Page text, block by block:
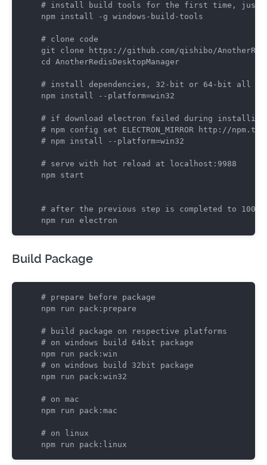
# install build tools for the first time, just
npm install -g windows-build-tools
# clone code
cd AnotherRedisDesktopManager
# install dependencies, 32-bit or 64-bit all
npm install --platform=win32
# if download electron failed during installing,
# npm config set ELECTRON_MIRROR http://
# npm install --platform=win32
# serve with hot reload at localhost:9988
npm start
# after the previous step is completed to
npm run electron
Build Package
# prepare before package
npm run pack:prepare
# build package on respective platforms
# on windows build 64bit package
# on windows build 32bit package
npm run pack:win32
# on mac
npm run pack:mac
# on linux
npm run pack:linux